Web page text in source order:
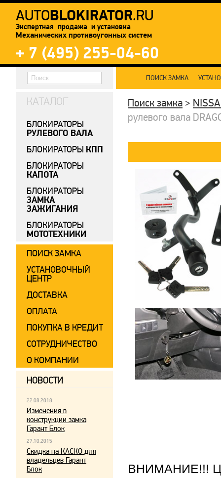
AUTOBLOKIRATOR.RU
Экспертная продажа и установка
Механических противоугонных систем
+ 7 (495) 255-04-60
ПОИСК ЗАМКА
Поиск замка >
рулевого вала
ВНИМАНИЕ!!!
КАТАЛОГ
БЛОКИРАТОРЫ
РУЛЕВОГО ВАЛА
БЛОКИРАТОРЫ КПП
БЛОКИРАТОРЫ
КАПОТА
БЛОКИРАТОРЫ
ЗАМКА
ЗАЖИГАНИЯ
БЛОКИРАТОРЫ
МОТОТЕХНИКИ
ПОИСК ЗАМКА
УСТАНОВОЧНЫЙ
ЦЕНТР
ДОСТАВКА
ОПЛАТА
ПОКУПКА В КРЕДИТ
СОТРУДНИЧЕСТВО
О КОМПАНИИ
НОВОСТИ
22.08.2018
Изменения в
конструкции замка
Гарант Блок
27.10.2015
Скидка на КАСКО для
владельцев Гарант
Блок